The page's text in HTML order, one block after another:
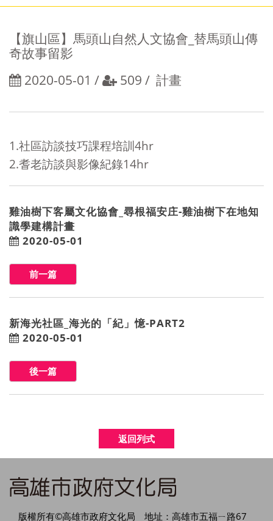
【旗山區】馬頭山自然人文協會_替馬頭山傳
奇故事留影
2020-05-01 / 509 / 計畫
1.社區訪談技巧課程培訓4hr
2.耆老訪談與影像紀錄14hr
雞油樹下客屬文化協會_尋根福安庄-雞油樹下在地知
識學建構計畫
2020-05-01
前一篇
新海光社區_海光的「紀」憶-PART2
2020-05-01
後一篇
返回列式
版權所有©高雄市政府文化局 地址：高雄市五福ㄧ路67